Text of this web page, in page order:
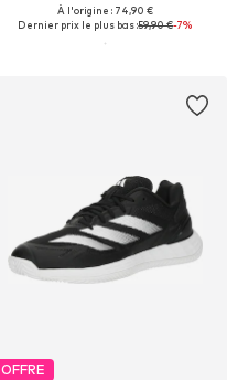
À l'origine : 74,90 €
Dernier prix le plus bas :59,90 €-7%
OFFRE